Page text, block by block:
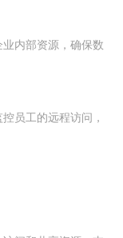
内部资源，确保数
员工的远程访问，